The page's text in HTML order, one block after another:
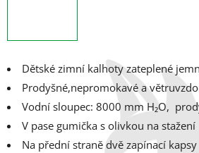
Dětské zimní kalhoty zateplené
Prodyšné,nepromokavé a
Vodní sloupec: 8000 mm H₂O,
V pase gumička s olivkou na stažení
Na přední straně dvě zapínací kapsy